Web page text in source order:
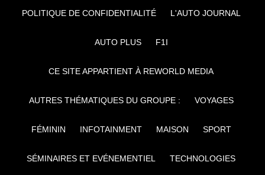
POLITIQUE DE CONFIDENTIALITÉ L'AUTO JOURNAL
AUTO PLUS F1I
CE SITE APPARTIENT À REWORLD MEDIA
AUTRES THÉMATIQUES DU GROUPE : VOYAGES
FÉMININ INFOTAINMENT MAISON SPORT
SÉMINAIRES ET EVÉNEMENTIEL TECHNOLOGIES